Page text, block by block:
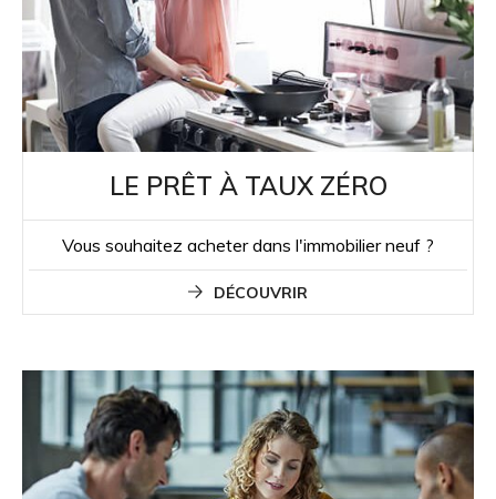
LE PRÊT À TAUX ZÉRO
Vous souhaitez acheter dans l'immobilier neuf ?
DÉCOUVRIR